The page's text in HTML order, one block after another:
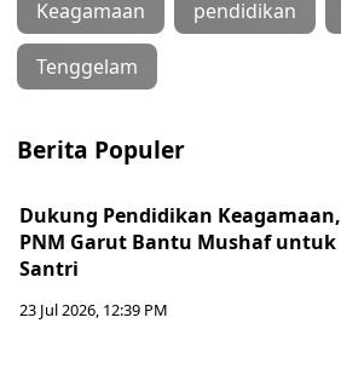
Keagamaan pendidikan
Tenggelam
Berita Populer
Dukung Pendidikan Keagamaan,
PNM Garut Bantu Mushaf untuk
Santri
23 Jul 2026, 12:39 PM